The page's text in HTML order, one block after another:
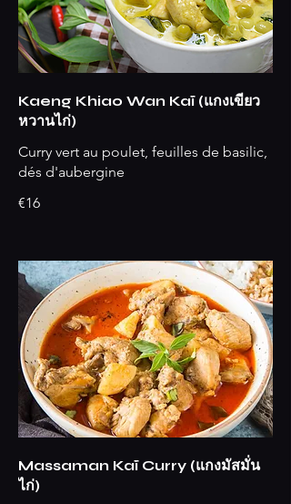
Kaeng Khiao Wan Kaï (แกงเขียว
หวานไก่)
Curry vert au poulet, feuilles de basilic,
dés d'aubergine
€16
Massaman Kaï Curry (แกงมัสมั่น
ไก่)